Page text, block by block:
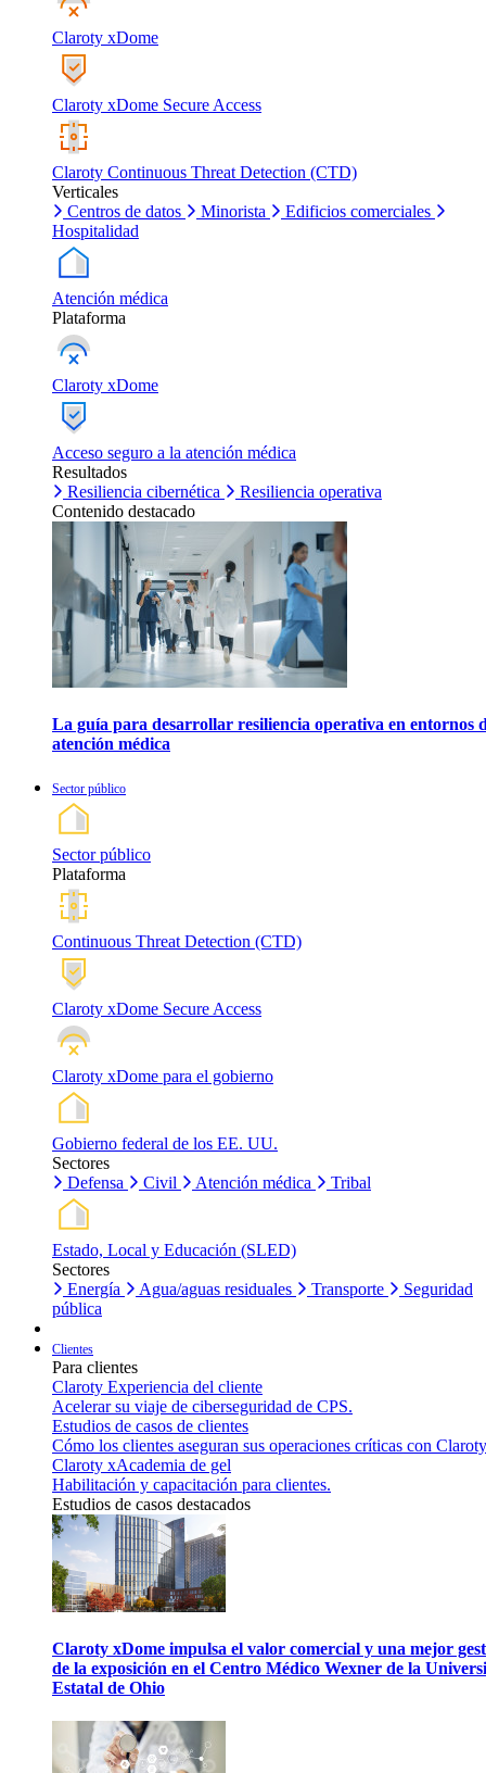
Claroty xDome
Claroty xDome Secure Access
Claroty Continuous Threat Detection (CTD)
Verticales
Centros de datos
Minorista
Edificios comerciales
Hospitalidad
Atención médica
Plataforma
Claroty xDome
Acceso seguro a la atención médica
Resultados
Resiliencia cibernética
Resiliencia operativa
Contenido destacado
La guía para desarrollar resiliencia operativa en entornos
atención médica
Sector público
Sector público
Plataforma
Continuous Threat Detection (CTD)
Claroty xDome Secure Access
Claroty xDome para el gobierno
Gobierno federal de los EE. UU.
Sectores
Defensa
Civil Atención médica Tribal
Estado, Local y Educación (SLED)
Sectores
Energía
Agua/aguas residuales Transporte
Seguridad
pública
Clientes
Para clientes
Claroty Experiencia del cliente
Acelerar su viaje de ciberseguridad de CPS.
Estudios de casos de clientes
Cómo los clientes aseguran sus operaciones críticas con
Claroty xAcademia de gel
Habilitación y capacitación para clientes.
Estudios de casos destacados
Claroty xDome impulsa el valor comercial y una mejor
de la exposición en el Centro Médico Wexner de la
Estatal de Ohio